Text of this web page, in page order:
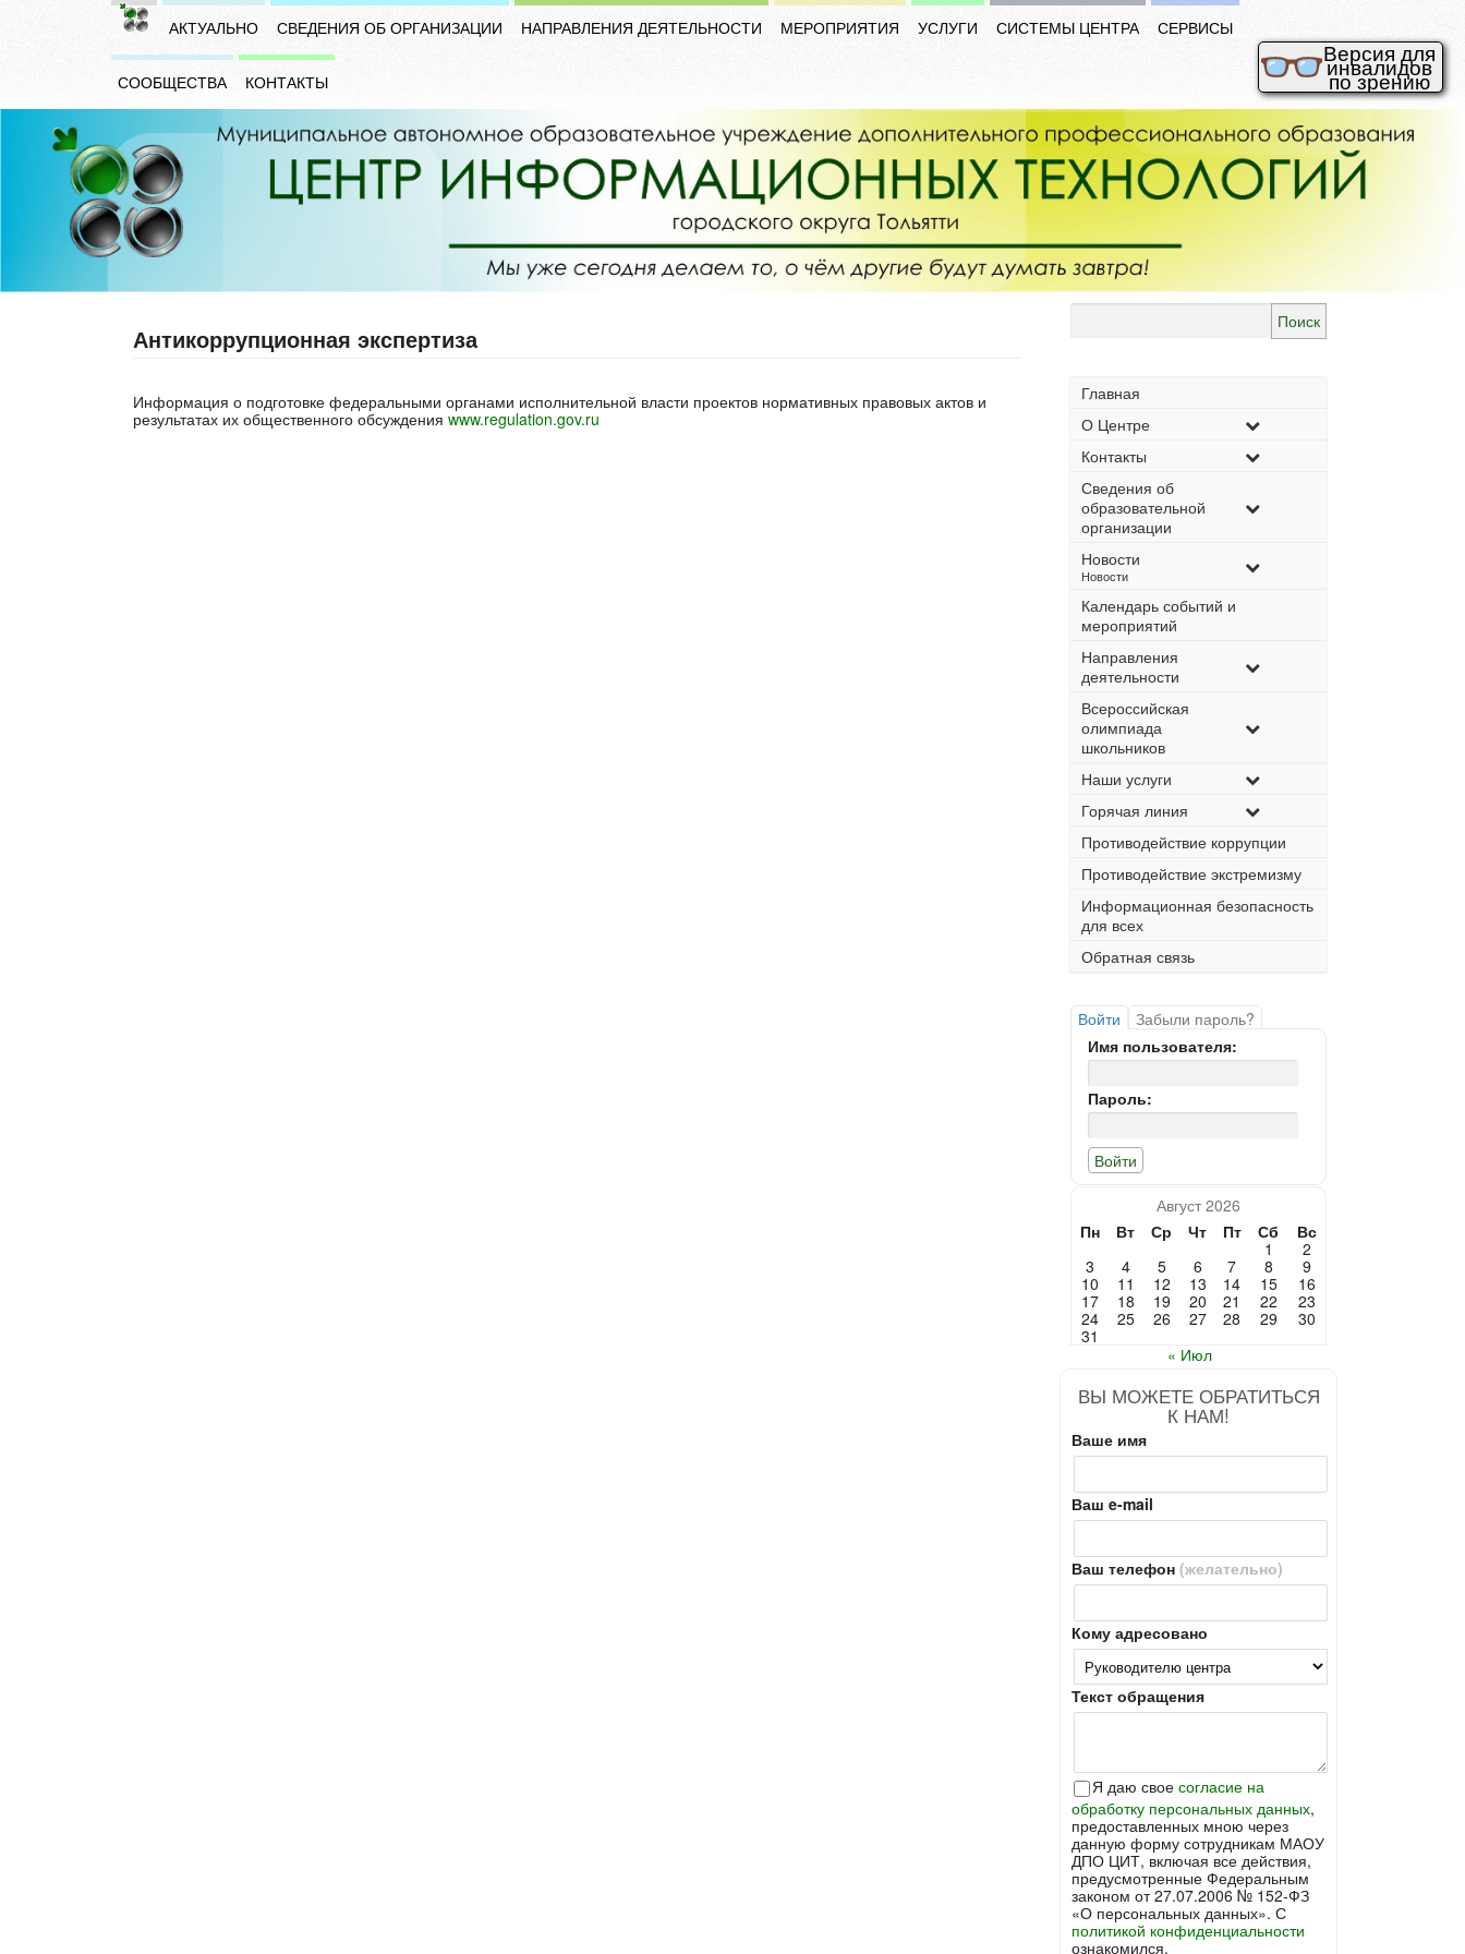
Версия для
инвалидов
по зрению
АКТУАЛЬНО СВЕДЕНИЯ ОБ ОРГАНИЗАЦИИ НАПРАВЛЕНИЯ ДЕЯТЕЛЬНОСТИ МЕРОПРИЯТИЯ УСЛУГИ СИСТЕМЫ ЦЕНТРА СЕРВИСЫ
СООБЩЕСТВА КОНТАКТЫ
Антикоррупционная экспертиза
Информация о подготовке федеральными органами исполнительной власти проектов нормативных правовых актов и
результатах их общественного обсуждения www.regulation.gov.ru
Главная
О Центре
Контакты
Сведения об
образовательной
организации
Новости
–
Новости
Календарь событий и
мероприятий
Направления
деятельности
Всероссийская
олимпиада
школьников
Наши услуги
Горячая линия
Противодействие коррупции
Противодействие экстремизму
Информационная безопасность
для всех
Обратная связь
Войти
Забыли пароль?
Имя пользователя:
Пароль:
Август 2026
Пн
Вт Ср Чт Пт Сб
Вс
1
2
3
4 5 6 7 8
9
10
11 12 13 14 15
16
17
18 19 20 21 22
23
24
25 26 27 28 29
30
31
« Июл
ВЫ МОЖЕТЕ ОБРАТИТЬСЯ
К НАМ!
Ваше имя
Ваш e-mail
Ваш телефон (желательно)
Кому адресовано
Текст обращения
Я даю свое согласие на
обработку персональных данных,
предоставленных мною через
данную форму сотрудникам МАОУ
ДПО ЦИТ, включая все действия,
предусмотренные Федеральным
законом от 27.07.2006 № 152-ФЗ
«О персональных данных». С
политикой конфиденциальности
ознакомился.